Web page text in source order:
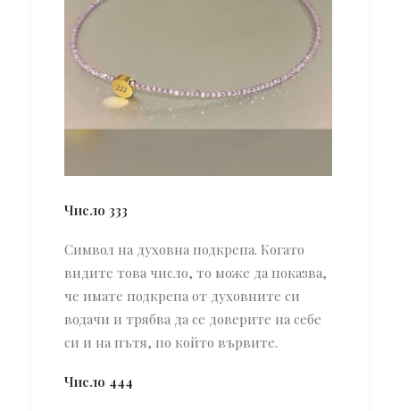
Число 333
Символ на духовна подкрепа. Когато
видите това число, то може да показва,
че имате подкрепа от духовните си
водачи и трябва да се доверите на себе
си и на пътя, по който вървите.
Число 444